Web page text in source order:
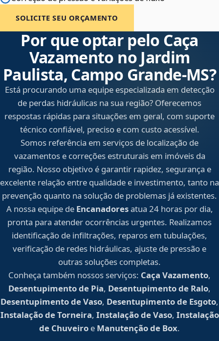
SOLICITE SEU ORÇAMENTO
Por que optar pelo Caça
Vazamento no Jardim
Paulista, Campo Grande‑MS?
Está procurando uma equipe especializada em detecção
de perdas hidráulicas na sua região? Oferecemos
respostas rápidas para situações em geral, com suporte
técnico confiável, preciso e com custo acessível.
Somos referência em serviços de localização de
vazamentos e correções estruturais em imóveis da
região. Nosso objetivo é garantir rapidez, segurança e
excelente relação entre qualidade e investimento, tanto na
prevenção quanto na solução de problemas já existentes.
A nossa equipe de Encanadoresatua 24 horas por dia,
pronta para atender ocorrências urgentes. Realizamos
identificação de infiltrações, reparos em tubulações,
verificação de redes hidráulicas, ajuste de pressão e
outras soluções completas.
Conheça também nossos serviços: Caça Vazamento,
Desentupimento de Pia, Desentupimento de Ralo,
Desentupimento de Vaso, Desentupimento de Esgoto,
Instalação de Torneira, Instalação de Vaso, Instalação
de Chuveiro e Manutenção de Box.